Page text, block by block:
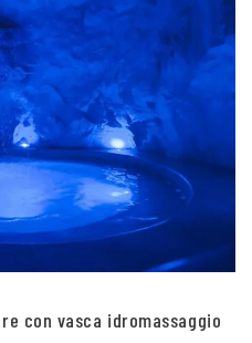
con vasca idromassaggio